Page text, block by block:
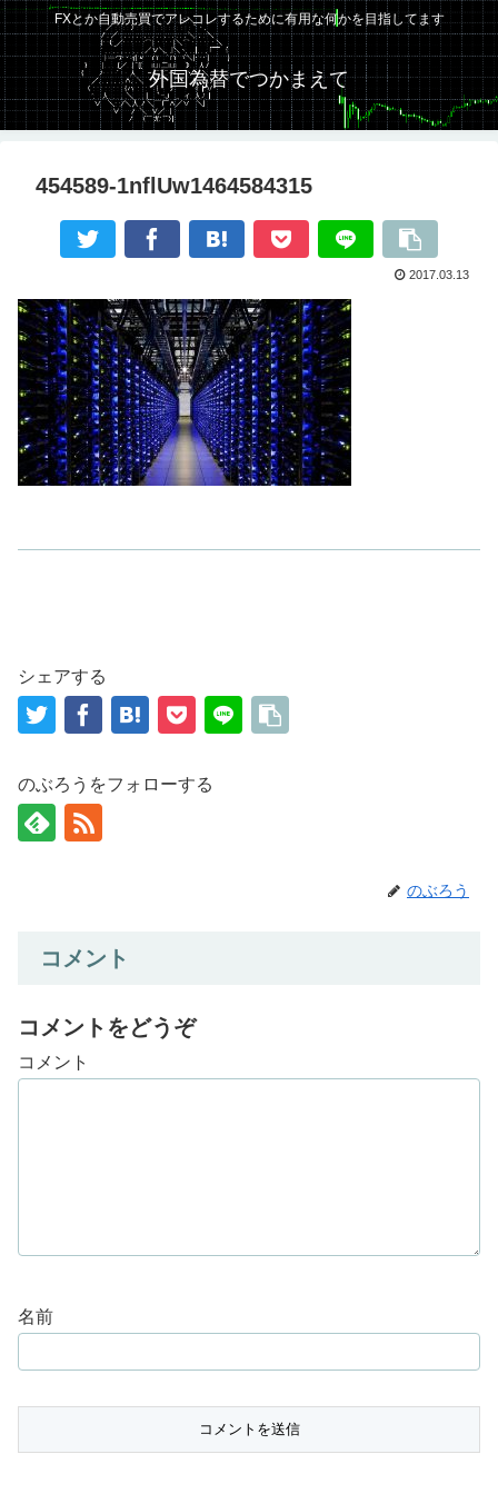
FXとか自動売買でアレコレするために有用な何かを目指してます
外国為替でつかまえて
454589-1nflUw1464584315
2017.03.13
シェアする
のぶろうをフォローする
のぶろう
コメント
コメントをどうぞ
コメント
名前